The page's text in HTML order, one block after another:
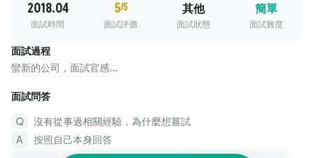
2018.04
面試時間
5/5
面試評價
其他
面試狀態
簡單
面試難度
面試過程
蠻新的公司，面試官感...
面試問答
沒有從事過相關經驗，為什麼想嘗試
按照自己本身回答